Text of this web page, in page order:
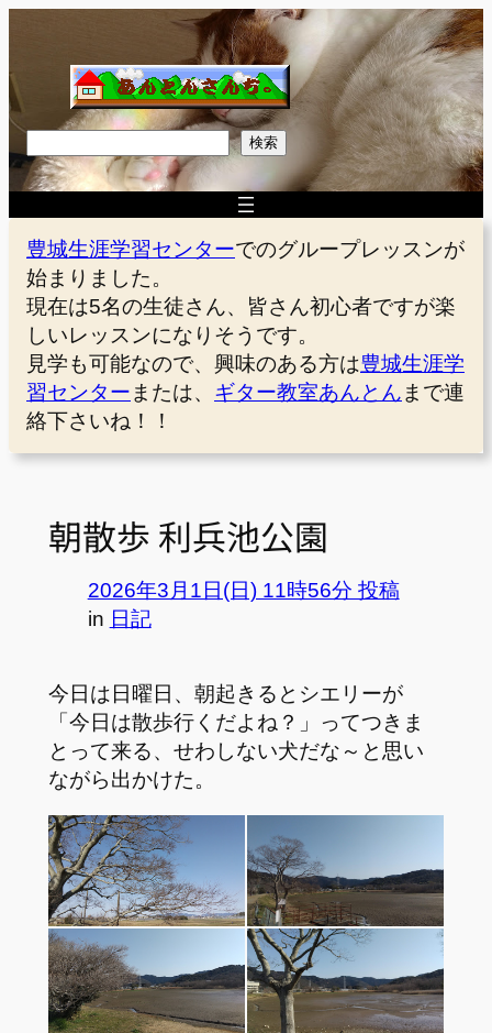
を
ス
キ
ッ
プ
索
検索
豊城生涯学習センターでのグループレッスンが
始まりました。
現在は5名の生徒さん、皆さん初心者ですが楽
しいレッスンになりそうです。
見学も可能なので、興味のある方は豊城生涯学
習センター または、 ギター教室あんとん まで連
絡下さいね！！
朝散歩 利兵池公園
2026年3月1日(日) 11時56分 投稿
in 日記
今日は日曜日、朝起きるとシエリーが
「今日は散歩行くだよね？」ってつきま
とって来る、せわしない犬だな～と思い
ながら出かけた。